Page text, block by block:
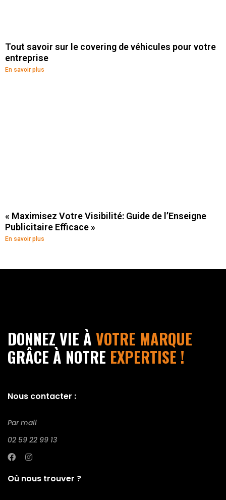
Tout savoir sur le covering de véhicules pour votre
entreprise
En savoir plus
« Maximisez Votre Visibilité: Guide de l’Enseigne
Publicitaire Efficace »
En savoir plus
DONNEZ VIE À VOTRE MARQUE
GRÂCE À NOTRE EXPERTISE !
Nous contacter :
Par mail
02 59 22 99 13
Où nous trouver ?